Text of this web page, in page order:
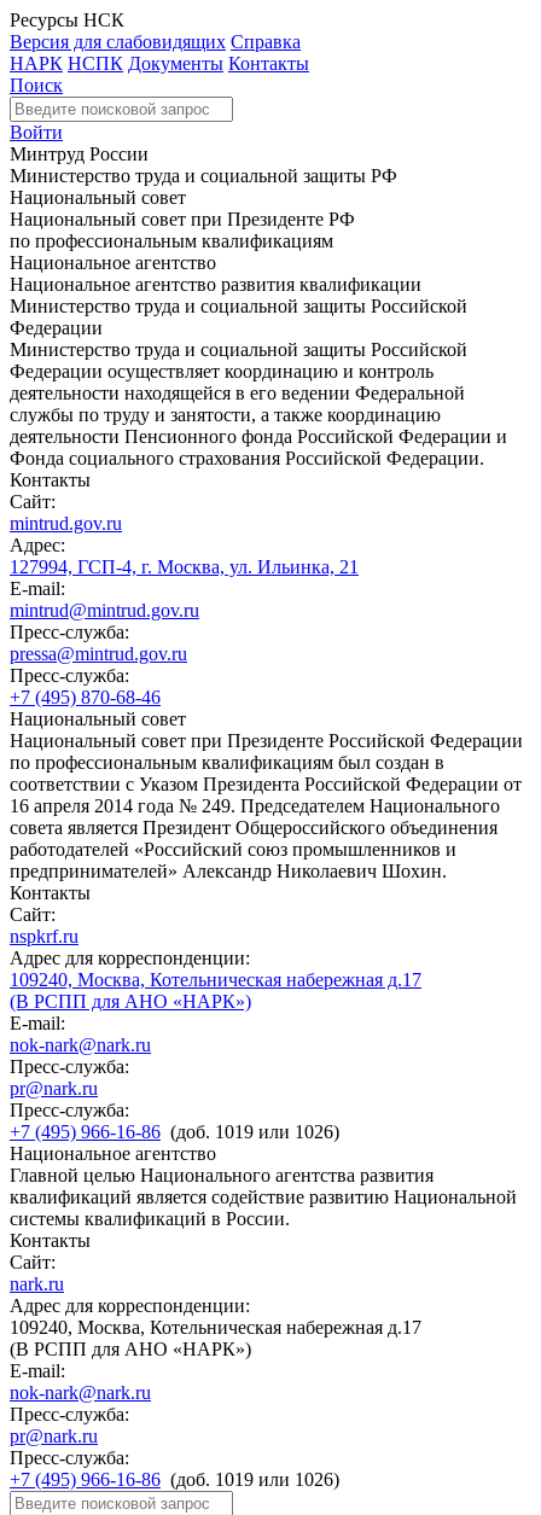
Ресурсы НСК
Версия для слабовидящих Справка
НАРК НСПК Документы Контакты
Поиск
Войти
Минтруд России
Министерство труда и социальной защиты РФ
Национальный совет
Национальный совет при Президенте РФ
по профессиональным квалификациям
Национальное агентство
Национальное агентство развития квалификации
Министерство труда и социальной защиты Российской
Федерации
Министерство труда и социальной защиты Российской
Федерации осуществляет координацию и контроль
деятельности находящейся в его ведении Федеральной
службы по труду и занятости, а также координацию
деятельности Пенсионного фонда Российской Федерации и
Фонда социального страхования Российской Федерации.
Контакты
Сайт:
mintrud.gov.ru
Адрес:
127994, ГСП-4, г. Москва, ул. Ильинка, 21
E-mail:
mintrud@mintrud.gov.ru
Пресс-служба:
pressa@mintrud.gov.ru
Пресс-служба:
+7 (495) 870-68-46
Национальный совет
Национальный совет при Президенте Российской Федерации
по профессиональным квалификациям был создан в
соответствии с Указом Президента Российской Федерации от
16 апреля 2014 года № 249. Председателем Национального
совета является Президент Общероссийского объединения
работодателей «Российский союз промышленников и
предпринимателей» Александр Николаевич Шохин.
Контакты
Сайт:
nspkrf.ru
Адрес для корреспонденции:
109240, Москва, Котельническая набережная д.17
(В РСПП для АНО «НАРК»)
E-mail:
nok-nark@nark.ru
Пресс-служба:
pr@nark.ru
Пресс-служба:
+7 (495) 966-16-86 (доб. 1019 или 1026)
Национальное агентство
Главной целью Национального агентства развития
квалификаций является содействие развитию Национальной
системы квалификаций в России.
Контакты
Сайт:
nark.ru
Адрес для корреспонденции:
109240, Москва, Котельническая набережная д.17
(В РСПП для АНО «НАРК»)
E-mail:
nok-nark@nark.ru
Пресс-служба:
pr@nark.ru
Пресс-служба:
+7 (495) 966-16-86 (доб. 1019 или 1026)